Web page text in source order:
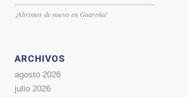
¡Abrimos de nuevo en Guareña!
ARCHIVOS
agosto 2026
julio 2026